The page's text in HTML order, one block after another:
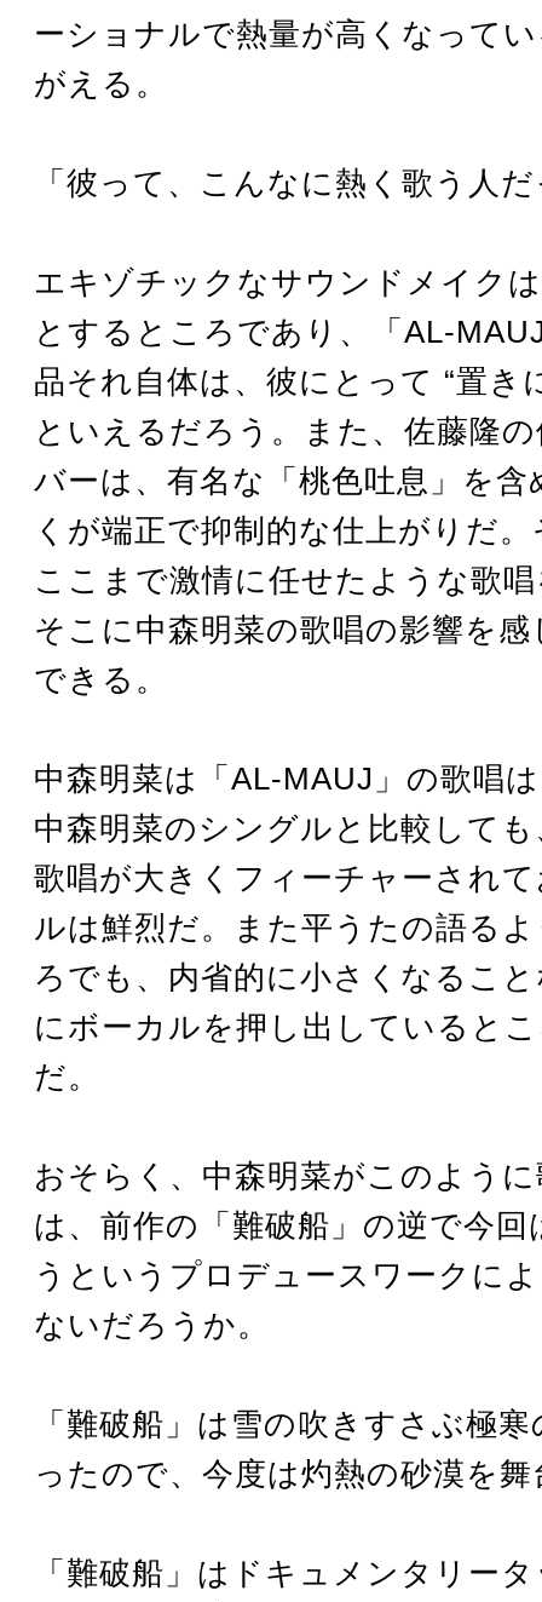
ーショナルで熱量が高くなって
がえる。
「彼って、こんなに熱く歌う人
エキゾチックなサウンドメイク
とするところであり、「AL-
品それ自体は、彼にとって “置き
といえるだろう。また、佐藤隆
バーは、有名な「桃色吐息」を含
くが端正で抑制的な仕上がりだ
ここまで激情に任せたような歌
そこに中森明菜の歌唱の影響を
できる。
中森明菜は「AL-MAUJ」の歌唱
中森明菜のシングルと比較して
歌唱が大きくフィーチャーされ
ルは鮮烈だ。また平うたの語る
ろでも、内省的に小さくなるこ
にボーカルを押し出していると
だ。
おそらく、中森明菜がこのよう
は、前作の「難破船」の逆で今
うというプロデュースワークに
ないだろうか。
「難破船」は雪の吹きすさぶ極
ったので、今度は灼熱の砂漠を
「難破船」はドキュメンタリー